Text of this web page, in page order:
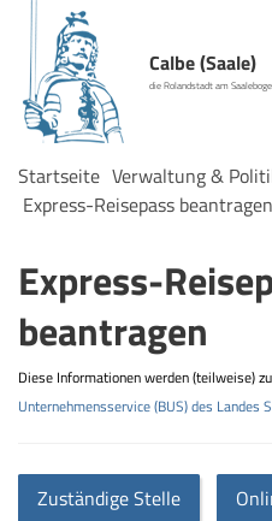
Calbe (Saale)
die Rolandstadt am
Startseite Verwaltung &
Express-Reisepass beantragen
Express-
beantragen
Diese Informationen werden (teilweise)
Unternehmensservice (BUS) des Landes
Zuständige Stelle